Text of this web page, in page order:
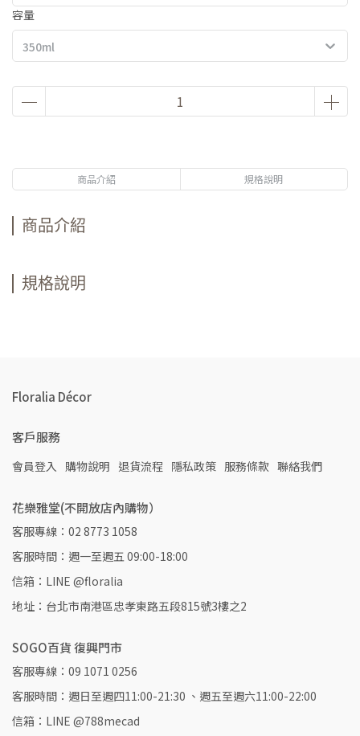
容量
350ml
商品介紹 規格說明
商品介紹
規格說明
Floralia Décor
客戶服務
會員登入 購物說明 退貨流程 隱私政策 服務條款 聯絡我們
花樂雅堂(不開放店內購物）
客服專線：02 8773 1058
客服時間：週一至週五 09:00-18:00
信箱：LINE @floralia
地址：台北市南港區忠孝東路五段815號3樓之2
SOGO百貨 復興門市
客服專線：09 1071 0256
客服時間：週日至週四11:00-21:30 、週五至週六11:00-22:00
信箱：LINE @788mecad